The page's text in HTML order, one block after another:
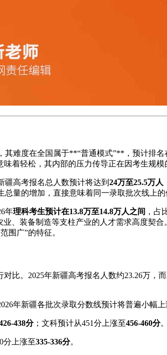
难度在全国属于**“普通模式”**，预计排
着轻松，其内部的压力传导正在因考生规模
疆高考报名总人数预计将达到 24万至25.5万人
量的增加，直接意味着同一录取批次线上的
年理科考生预计在13.8万至14.8万人之间 ，占
、装备制造等支柱产业的人才需求高度契
围广”的特征。
比。2025年新疆高考报名人数约23.26万，
年新疆各批次录取分数线预计将普遍小幅上
438分；文科预计从451分上涨至456-460分。
分上涨至335-336分。